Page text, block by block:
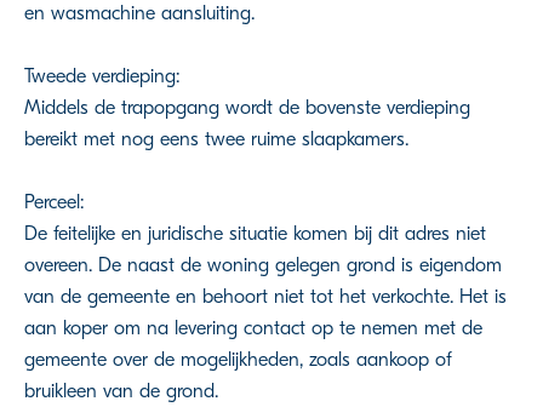
en wasmachine aansluiting.
Tweede verdieping:
Middels de trapopgang wordt de bovenste verdieping
bereikt met nog eens twee ruime slaapkamers.
Perceel:
De feitelijke en juridische situatie komen bij dit adres niet
overeen. De naast de woning gelegen grond is eigendom
van de gemeente en behoort niet tot het verkochte. Het is
aan koper om na levering contact op te nemen met de
gemeente over de mogelijkheden, zoals aankoop of
bruikleen van de grond.